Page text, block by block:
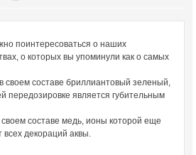
поинтересоваться о наших
о которых вы упоминули как о самых
своем составе бриллиантовый зеленый,
передозировке является губительным
составе медь, ионы которой еще
декораций аквы.